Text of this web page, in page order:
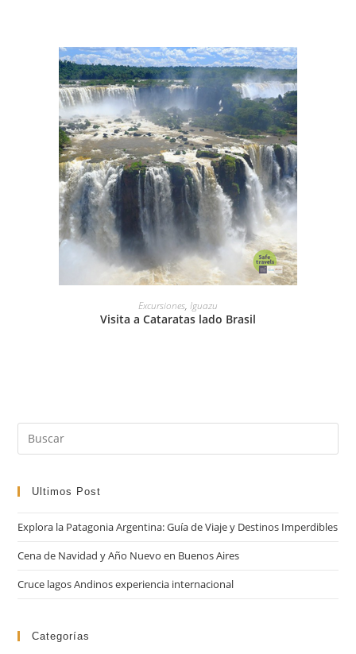
LEER MÁS
Excursiones, Iguazu
Visita a Cataratas lado Brasil
Ultimos Post
Explora la Patagonia Argentina: Guía de Viaje y Destinos Imperdibles
Cena de Navidad y Año Nuevo en Buenos Aires
Cruce lagos Andinos experiencia internacional
Categorías